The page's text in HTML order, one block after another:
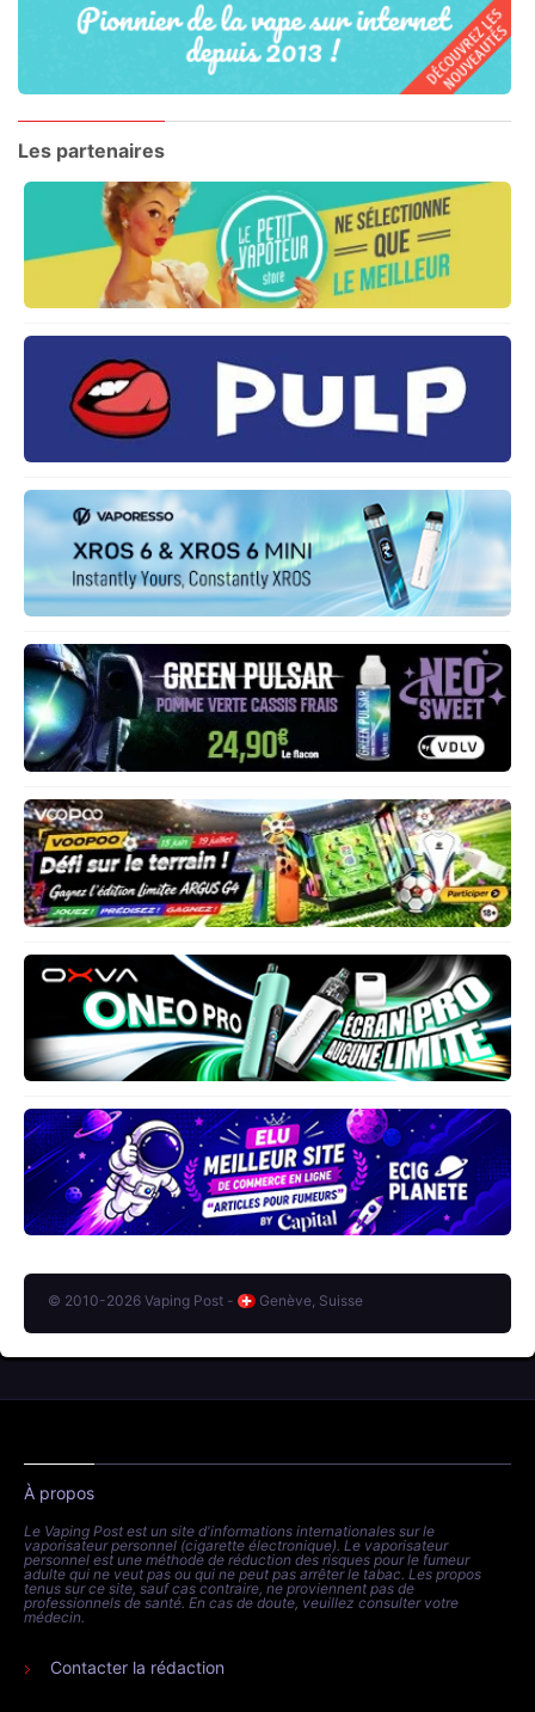
Les partenaires
© 2010-2026 Vaping Post - Genève, Suisse
À propos
Le Vaping Post est un site d'informations internationales sur le
vaporisateur personnel (cigarette électronique). Le vaporisateur
personnel est une méthode de réduction des risques pour le fumeur
adulte qui ne veut pas ou qui ne peut pas arrêter le tabac. Les propos
tenus sur ce site, sauf cas contraire, ne proviennent pas de
professionnels de santé. En cas de doute, veuillez consulter votre
médecin.
Contacter la rédaction